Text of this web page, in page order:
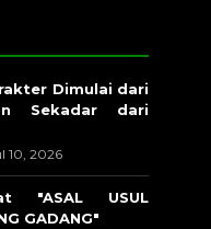
Dimulai dari
Sekadar dari
10, 2026
"ASAL USUL
GADANG"